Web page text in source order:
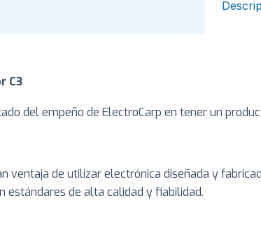
C3
del empeño de ElectroCarp en tener un
ventaja de utilizar electrónica diseñada y
estándares de alta calidad y fiabilidad.